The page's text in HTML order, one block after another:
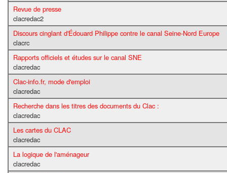
Revue de presse
clacredac2
Discours cinglant d'Édouard Philippe contre le canal Seine-Nord Europe
clacrc
Rapports officiels et études sur le canal SNE
clacredac
Clac-info.fr, mode d'emploi
clacredac
Recherche dans les titres des documents du Clac :
clacredac
Les cartes du CLAC
clacredac
La logique de l'aménageur
clacredac